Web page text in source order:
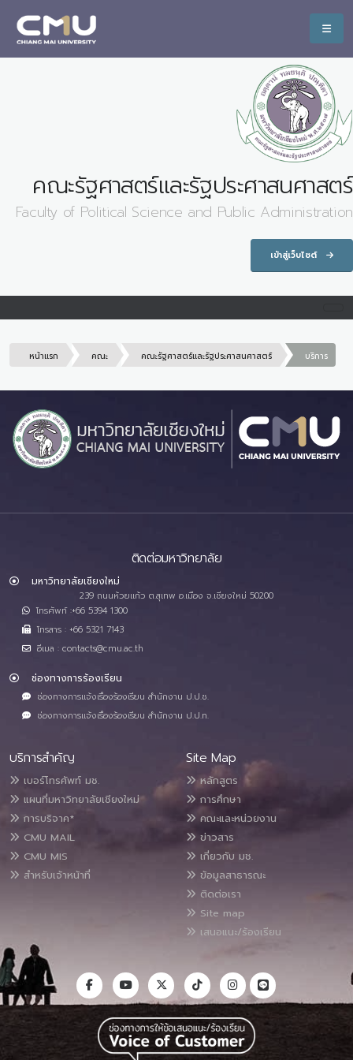
คณะรัฐศาสตร์และรัฐประศาสนศาสตร์
Faculty of Political Science and Public Administration
เข้าสู่เว็บไซต์
หน้าแรก คณะ คณะรัฐศาสตร์และรัฐประศาสนศาสตร์ บริการ
ติดต่อมหาวิทยาลัย
มหาวิทยาลัยเชียงใหม่
239 ถนนห้วยแก้ว ต.สุเทพ อ.เมือง จ.เชียงใหม่ 50200
โทรศัพท์ :+66 5394 1300
โทรสาร : +66 5321 7143
อีเมล : contacts@cmu.ac.th
ช่องทางการร้องเรียน
ช่องทางการแจ้งเรื่องร้องเรียน สำนักงาน ป.ป.ช.
ช่องทางการแจ้งเรื่องร้องเรียน สำนักงาน ป.ป.ท.
บริการสำคัญ
เบอร์โทรศัพท์ มช.
แผนที่มหาวิทยาลัยเชียงใหม่
การบริจาค*
CMU MAIL
CMU MIS
สำหรับเจ้าหน้าที่
Site Map
หลักสูตร
การศึกษา
คณะและหน่วยงาน
ข่าวสาร
เกี่ยวกับ มช.
ข้อมูลสาธารณะ
ติดต่อเรา
Site map
เสนอแนะ/ร้องเรียน